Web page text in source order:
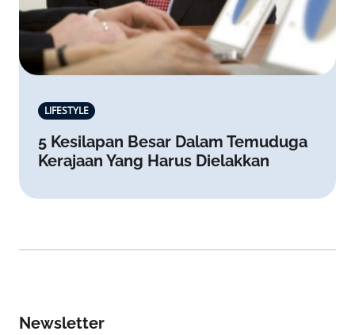
LIFESTYLE
5 Kesilapan Besar Dalam Temuduga
Kerajaan Yang Harus Dielakkan
Newsletter